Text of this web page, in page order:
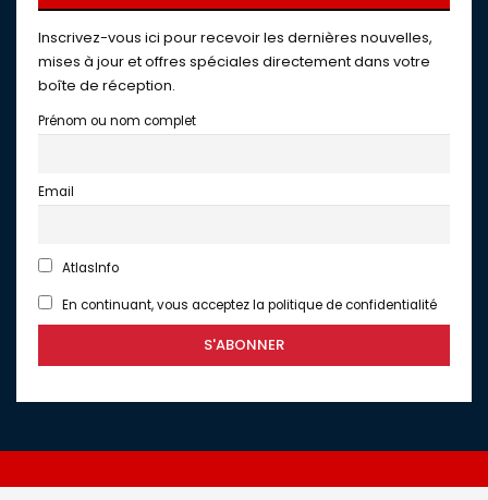
Inscrivez-vous ici pour recevoir les dernières nouvelles,
mises à jour et offres spéciales directement dans votre
boîte de réception.
Prénom ou nom complet
Email
AtlasInfo
En continuant, vous acceptez la politique de confidentialité